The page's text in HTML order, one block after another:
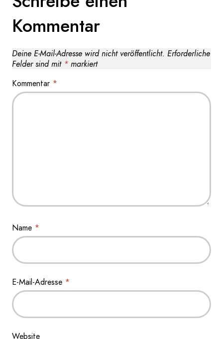
Kommentar
Deine E-Mail-Adresse wird nicht veröffentlicht. Erforderliche
Felder sind mit * markiert
Kommentar *
Name *
E-Mail-Adresse *
Website